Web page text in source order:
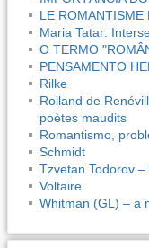
LE ROMANTISME
Maria Tatar:
O TERMO
PENSAMENTO
Rilke
Rolland de
poètes maudits
Romantismo,
Schmidt
Tzvetan Todorov
Voltaire
Whitman (GL) – a